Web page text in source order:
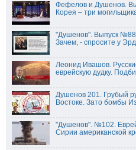
Фефелов и Душенов.
Корея – три
"Душенов". Выпуск
Зачем, - спросите у
Леонид Ивашов.
еврейскую дудку.
Душенов 201. Грубый
Востоке. Зато бомбы
"Душенов". №102.
Сирии американской